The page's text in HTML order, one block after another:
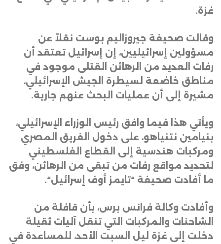
غزة.
وقالت صحيفة جيروزاليم بوست نقلاً عن
مسؤولين إسرائيليين، إن إسرائيل تعتقد أن
رفات العديد من الرهائن القتلى موجود في
مناطق خاضعة لسيطرة الجيش الإسرائيلي،
مشيرة إلى أن عمليات البحث عنهم جارية.
ويأتي هذا فيما وافق رئيس الوزراء الإسرائيلي،
بنيامين نتنياهو، على دخول الفريق المصري
ومركبات هندسية إلى القطاع الفلسطيني
لتحديد مواقع رفات من تبقى من الرهائن، وفق
ما أفادت صحيفة “تايمز أوف إسرائيل“.
وأفادت وكالة فرانس برس، بأن قافلة من
الشاحنات والمركبات التي تنقل آليات ثقيلة
دخلت إلى غزة ليل السبت الأحد، للمساعدة في